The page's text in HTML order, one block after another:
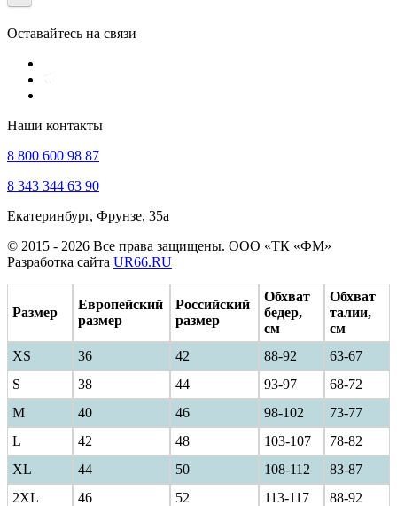
Оставайтесь на связи
Наши контакты
8 800 600 98 87
8 343 344 63 90
Екатеринбург, Фрунзе, 35а
© 2015 - 2026 Все права защищены. ООО «ТК «ФМ»
Разработка сайта UR66.RU
Размер
Европейский
размер
Российский
размер
Обхват
бедер,
см
Обхват
талии,
см
XS
36 42 88-92
63-67
S
38 44 93-97
68-72
M
40 46 98-102
73-77
L
42 48 103-107
78-82
XL
44 50 108-112
83-87
2XL
46 52 113-117
88-92